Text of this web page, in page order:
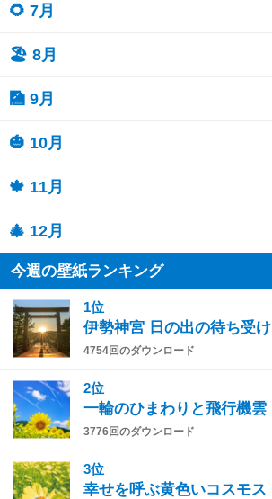
🌻 7月
🏖 8月
🎑 9月
🎃 10月
🍁 11月
🎄 12月
今週の壁紙ランキング
1位
伊勢神宮 日の出の待ち受け
4754回のダウンロード
2位
一輪のひまわりと飛行機雲
3776回のダウンロード
3位
幸せを呼ぶ黄色いコスモス